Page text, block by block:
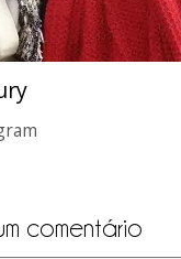
comentário